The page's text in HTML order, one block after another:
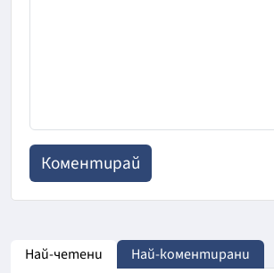
Най-четени Най-коментирани